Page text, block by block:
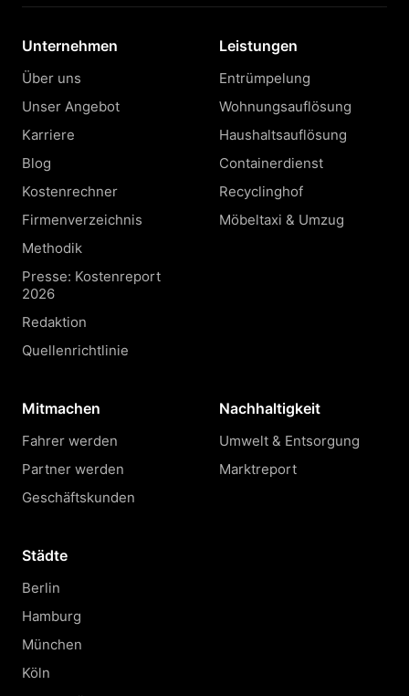
Unternehmen
Über uns
Unser Angebot
Karriere
Blog
Kostenrechner
Firmenverzeichnis
Methodik
Presse: Kostenreport
2026
Redaktion
Quellenrichtlinie
Leistungen
Entrümpelung
Wohnungsauflösung
Haushaltsauflösung
Containerdienst
Recyclinghof
Möbeltaxi & Umzug
Mitmachen
Fahrer werden
Partner werden
Geschäftskunden
Nachhaltigkeit
Umwelt & Entsorgung
Marktreport
Städte
Berlin
Hamburg
München
Köln